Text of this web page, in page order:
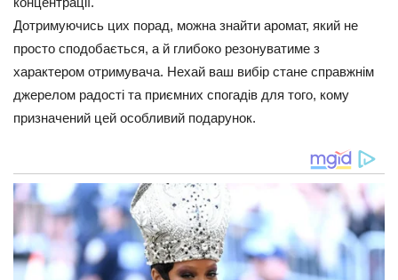
Дотримуючись цих порад, можна знайти аромат, який не
просто сподобається, а й глибоко резонуватиме з
характером отримувача. Нехай ваш вибір стане справжнім
джерелом радості та приємних спогадів для того, кому
призначений цей особливий подарунок.